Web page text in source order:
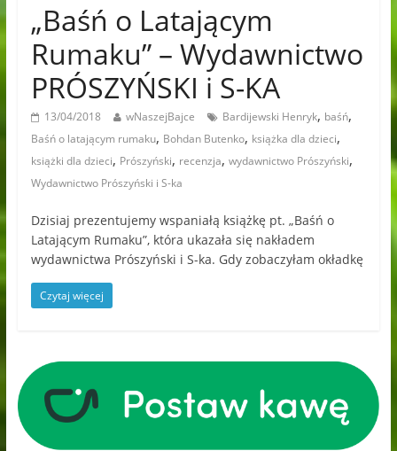
„Baśń o Latającym
Rumaku” – Wydawnictwo
PRÓSZYŃSKI i S-KA
13/04/2018 wNaszejBajce Bardijewski Henryk, baśń,
Baśń o latającym rumaku, Bohdan Butenko, książka dla dzieci,
książki dla dzieci, Prószyński, recenzja, wydawnictwo Prószyński,
Wydawnictwo Prószyński i S-ka
Dzisiaj prezentujemy wspaniałą książkę pt. „Baśń o
Latającym Rumaku”, która ukazała się nakładem
wydawnictwa Prószyński i S-ka. Gdy zobaczyłam okładkę
Czytaj więcej